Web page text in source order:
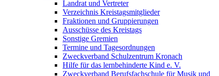
Landrat und Vertreter
Verzeichnis Kreistagsmitglieder
Fraktionen und Gruppierungen
Ausschüsse des Kreistags
Sonstige Gremien
Termine und Tagesordnungen
Zweckverband Schulzentrum Kronach
Hilfe für das lernbehinderte Kind e. V.
Zweckverband Berufsfachschule für Musik und